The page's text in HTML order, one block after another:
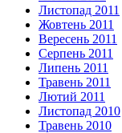
Листопад 2011
Жовтень 2011
Вересень 2011
Серпень 2011
Липень 2011
Травень 2011
Лютий 2011
Листопад 2010
Травень 2010